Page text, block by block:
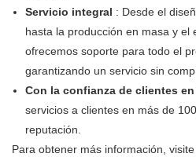
Servicio integral : Desde el
hasta la producción en masa y el
ofrecemos soporte para todo el
garantizando un servicio sin
Con la confianza de clientes
servicios a clientes en más de
reputación.
Para obtener más información,